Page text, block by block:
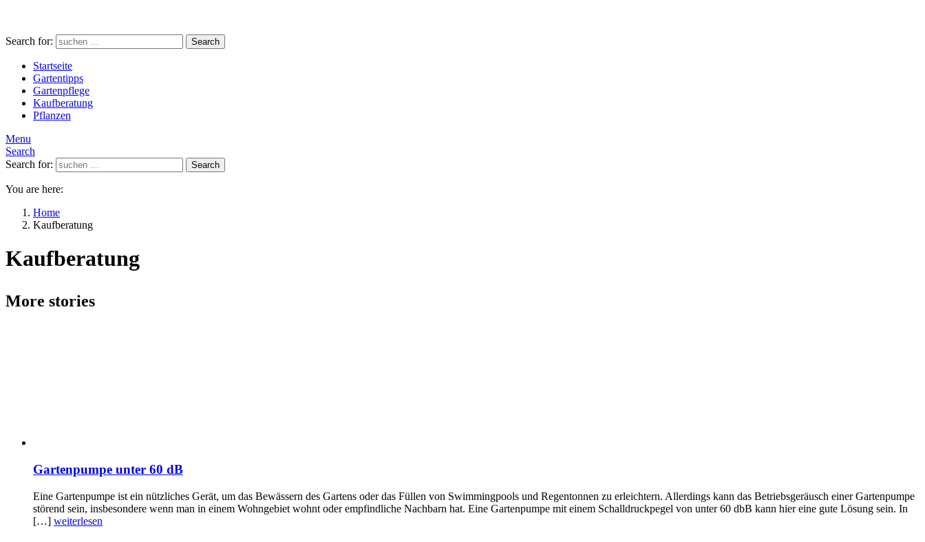
Search for: Search
Startseite
Gartentipps
Gartenpflege
Kaufberatung
Pflanzen
Menu
Search
Search for:
Search
You are here:
Home
Kaufberatung
Kaufberatung
More stories
Gartenpumpe unter 60 dB
Eine Gartenpumpe ist ein nützliches Gerät, um das Bewässern des Gartens oder das Füllen von Swimmingpools und Regentonnen zu erleichtern. Allerdings kann das Betriebsgeräusch einer Gartenpumpe
störend sein, insbesondere wenn man in einem Wohngebiet wohnt oder empfindliche Nachbarn hat. Eine Gartenpumpe mit einem Schalldruckpegel von unter 60 dbB kann hier eine gute Lösung sein. In
[…] weiterlesen